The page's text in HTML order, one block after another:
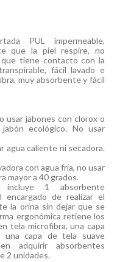
PUL impermeable,
que la piel respire, no
tiene contacto con la
fácil lavado e
muy absorbente y fácil
usar jabones con clorox o
ecológico. No usar
agua caliente ni secadora.
con agua fría, no usar
mayor a 40 grados.
incluye 1 absorbente
encargado de realizar el
la orina sin dejar que se
ergonómica retiene los
tela microfibra, una capa
una capa de tela suave
adquirir absorbentes
2 unidades.